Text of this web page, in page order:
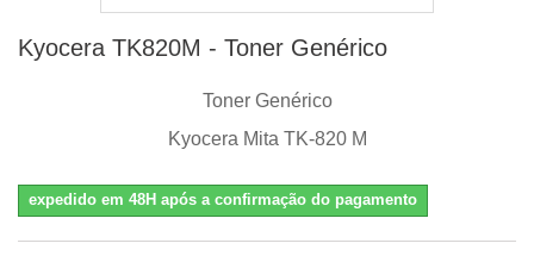
Kyocera TK820M - Toner Genérico
Toner Genérico
Kyocera Mita TK-820 M
expedido em 48H após a confirmação do pagamento